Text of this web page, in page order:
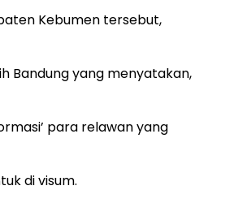
Kebumen tersebut,
Bandung yang menyatakan,
para relawan yang
di visum.